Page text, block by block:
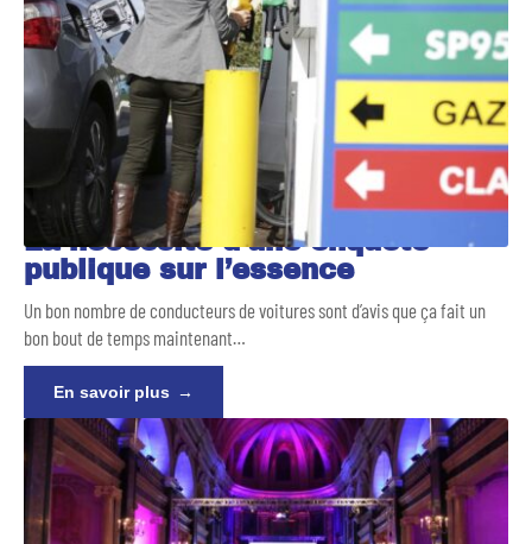
La nécessité d’une enquête
publique sur l’essence
Un bon nombre de conducteurs de voitures sont d’avis que ça fait un
bon bout de temps maintenant…
En savoir plus